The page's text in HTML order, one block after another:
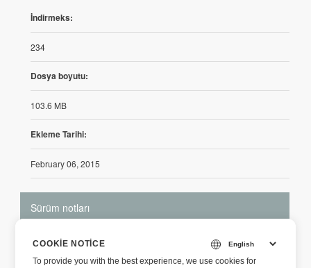
İndirmeks:
234
Dosya boyutu:
103.6 MB
Ekleme Tarihi:
February 06, 2015
Sürüm notları
https://releases.aspose.com/pdf/reportingservices/release-no
tes/2016/aspose-pdf-for-reporting-services-3-1-0-release-not
COOKIE NOTICE
To provide you with the best experience, we use cookies for